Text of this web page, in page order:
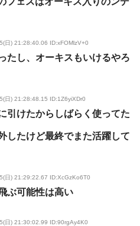
日) 21:28:40.06 ID:xFOMlzV+0
たし、オーキスもいけるやろ
日) 21:28:48.15 ID:1Z6yiXDr0
引けたからしばらく使ってた
したけど最終でまた活躍して
日) 21:29:22.67 ID:XcGzKo6T0
ぶ可能性は高い
日) 21:30:02.99 ID:90rgAy4K0